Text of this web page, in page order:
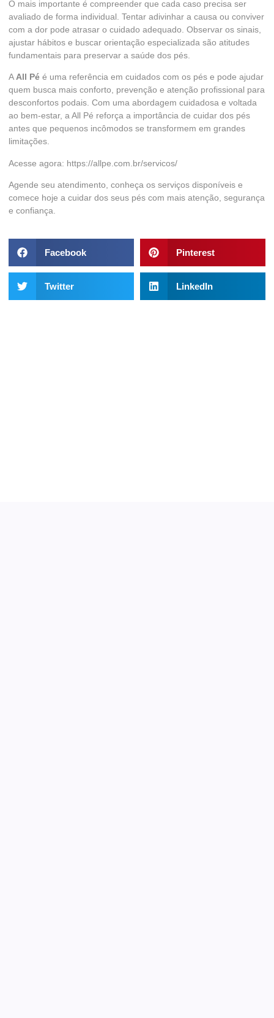
O mais importante é compreender que cada caso precisa ser
avaliado de forma individual. Tentar adivinhar a causa ou conviver
com a dor pode atrasar o cuidado adequado. Observar os sinais,
ajustar hábitos e buscar orientação especializada são atitudes
fundamentais para preservar a saúde dos pés.
AAll Pé é uma referência em cuidados com os pés e pode ajudar
quem busca mais conforto, prevenção e atenção profissional para
desconfortos podais. Com uma abordagem cuidadosa e voltada
ao bem-estar, a All Pé reforça a importância de cuidar dos pés
antes que pequenos incômodos se transformem em grandes
limitações.
Acesse agora: https://allpe.com.br/servicos/
Agende seu atendimento, conheça os serviços disponíveis e
comece hoje a cuidar dos seus pés com mais atenção, segurança
e confiança.
Facebook Pinterest
Twitter LinkedIn